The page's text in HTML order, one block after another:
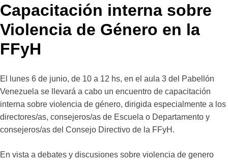
Capacitación interna sobre
Violencia de Género en la
FFyH
El lunes 6 de junio, de 10 a 12 hs, en el aula 3 del Pabellón
Venezuela se llevará a cabo un encuentro de capacitación
interna sobre violencia de género, dirigida especialmente a los
directores/as, consejeros/as de Escuela o Departamento y
consejeros/as del Consejo Directivo de la FFyH.
En vista a debates y discusiones sobre violencia de genero